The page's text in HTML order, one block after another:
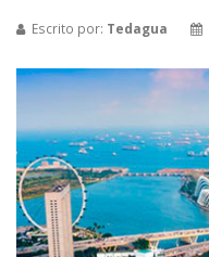
Escrito por: Tedagua